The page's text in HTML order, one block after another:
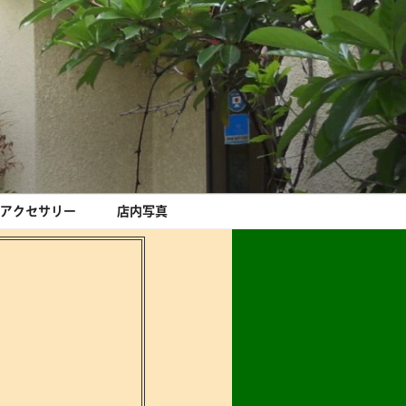
アクセサリー 店内写真